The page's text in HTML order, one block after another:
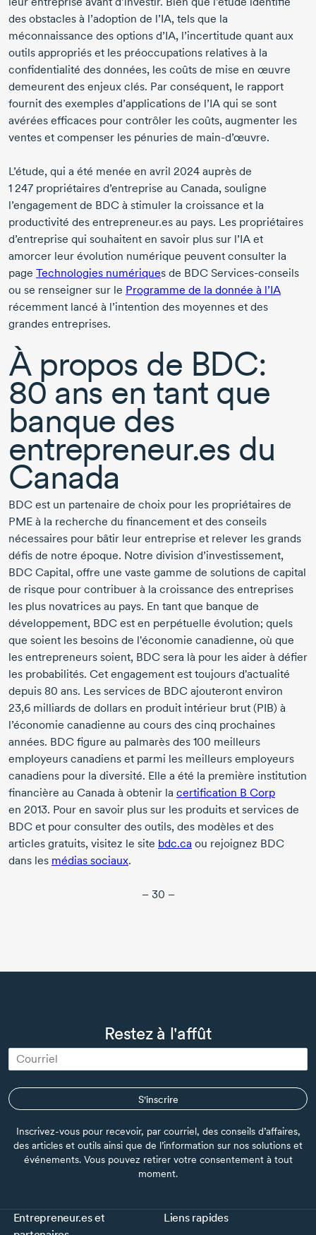
des obstacles à l’adoption de l’IA, tels que la
méconnaissance des options d’IA, l’incertitude quant aux
outils appropriés et les préoccupations relatives à la
confidentialité des données, les coûts de mise en œuvre
demeurent des enjeux clés. Par conséquent, le rapport
fournit des exemples d’applications de l’IA qui se sont
avérées efficaces pour contrôler les coûts, augmenter les
ventes et compenser les pénuries de main-d’œuvre.
L’étude, qui a été menée en avril 2024 auprès de
1 247 propriétaires d’entreprise au Canada, souligne
l’engagement de BDC à stimuler la croissance et la
productivité des entrepreneur.es au pays. Les propriétaires
d’entreprise qui souhaitent en savoir plus sur l’IA et
amorcer leur évolution numérique peuvent consulter la
page Technologies numériques de BDC Services-conseils
ou se renseigner sur le Programme de la donnée à l’IA
récemment lancé à l’intention des moyennes et des
grandes entreprises.
À propos de BDC:
80 ans en tant que
banque des
entrepreneur.es du
Canada
BDC est un partenaire de choix pour les propriétaires de
PME à la recherche du financement et des conseils
nécessaires pour bâtir leur entreprise et relever les grands
défis de notre époque. Notre division d’investissement,
BDC Capital, offre une vaste gamme de solutions de capital
de risque pour contribuer à la croissance des entreprises
les plus novatrices au pays. En tant que banque de
développement, BDC est en perpétuelle évolution; quels
que soient les besoins de l'économie canadienne, où que
les entrepreneurs soient, BDC sera là pour les aider à défier
les probabilités. Cet engagement est toujours d'actualité
depuis 80 ans. Les services de BDC ajouteront environ
23,6 milliards de dollars en produit intérieur brut (PIB) à
l’économie canadienne au cours des cinq prochaines
années. BDC figure au palmarès des 100 meilleurs
employeurs canadiens et parmi les meilleurs employeurs
canadiens pour la diversité. Elle a été la première institution
financière au Canada à obtenir la certification B Corp
en 2013. Pour en savoir plus sur les produits et services de
BDC et pour consulter des outils, des modèles et des
articles gratuits, visitez le site bdc.ca ou rejoignez BDC
dans les médias sociaux.
– 30 –
Restez à l'affût
S'inscrire
Inscrivez-vous pour recevoir, par courriel, des conseils d’affaires,
des articles et outils ainsi que de l’information sur nos solutions et
événements. Vous pouvez retirer votre consentement à tout
moment.
Entrepreneur.es et
Liens rapides